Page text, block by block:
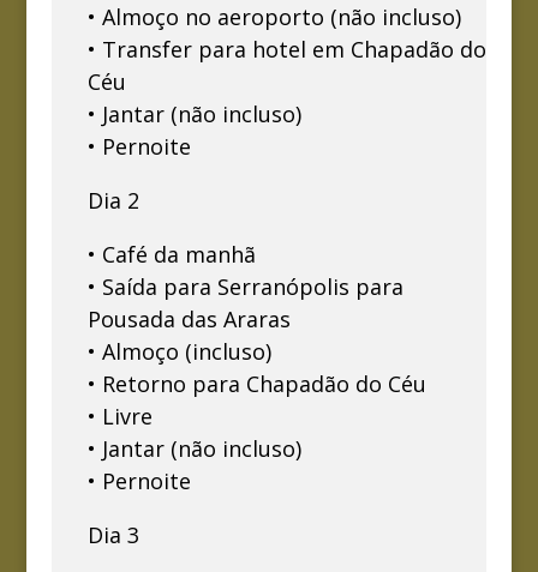
• Almoço no aeroporto (não incluso)
• Transfer para hotel em Chapadão do
Céu
• Jantar (não incluso)
• Pernoite
Dia 2
• Café da manhã
• Saída para Serranópolis para
Pousada das Araras
• Almoço (incluso)
• Retorno para Chapadão do Céu
• Livre
• Jantar (não incluso)
• Pernoite
Dia 3